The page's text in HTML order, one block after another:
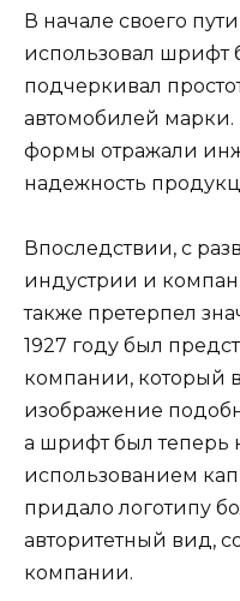
В начале своего
использовал шрифт
подчеркивал
автомобилей марки.
формы отражали
надежность
Впоследствии, с
индустрии и
также претерпел
1927 году был
компании, который
изображение
а шрифт был теперь
использованием
придало логотипу
авторитетный вид,
компании.